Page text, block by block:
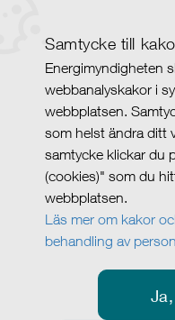
Samtycke till
Energimyndigheten
webbanalyskakor i
webbplatsen.
som helst ändra ditt
samtycke klickar du
(cookies)" som du
webbplatsen.
Läs mer om kakor
behandling av